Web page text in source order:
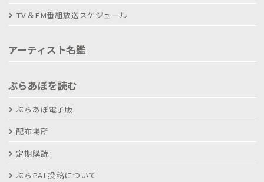
TV＆FM番組放送スケジュール
アーティスト名鑑
ぶらあぼを読む
ぶらあぼ電子版
配布場所
定期購読
ぶらPAL投稿について